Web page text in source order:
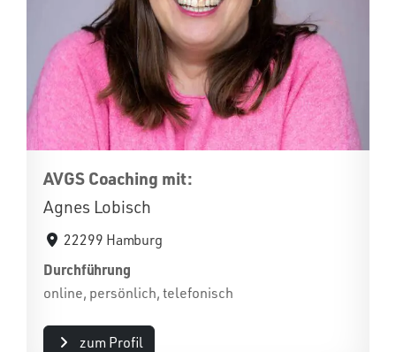
AVGS Coaching mit:
Agnes Lobisch
22299 Hamburg
Durchführung
online, persönlich, telefonisch
zum Profil